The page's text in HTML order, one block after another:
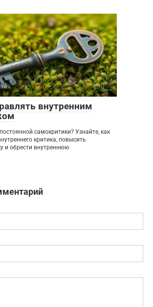
0
внутренним
самокритики? Узнайте, как
критика, повысить
и обрести внутреннюю